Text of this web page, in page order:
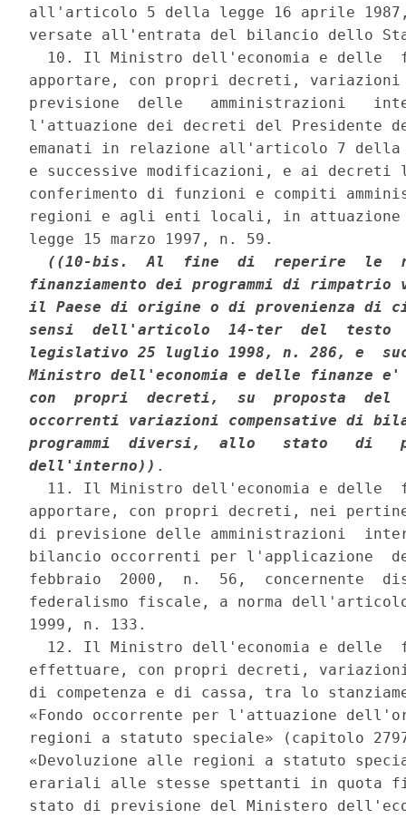
all'articolo 5 della legge 16 aprile 1987,
versate all'entrata del bilancio dello
10. Il Ministro dell'economia e delle
apportare, con propri decreti,
previsione  delle   amministrazioni
l'attuazione dei decreti del Presidente
emanati in relazione all'articolo 7 della
e successive modificazioni, e ai
conferimento di funzioni e compiti
regioni e agli enti locali, in attuazione
legge 15 marzo 1997, n. 59.
((10-bis.  Al  fine  di  reperire  le
finanziamento dei programmi di
il Paese di origine o di provenienza
sensi  dell'articolo  14-ter  del  testo
legislativo 25 luglio 1998, n. 286, e
Ministro dell'economia e delle finanze
con  propri  decreti,  su  proposta
occorrenti variazioni compensative di
programmi  diversi,  allo   stato   di
dell'interno)) .
11. Il Ministro dell'economia e delle
apportare, con propri decreti, nei
di previsione delle amministrazioni
bilancio occorrenti per l'applicazione
febbraio  2000,  n.  56,  concernente
federalismo fiscale, a norma
1999, n. 133.
12. Il Ministro dell'economia e delle
effettuare, con propri decreti,
di competenza e di cassa, tra lo
«Fondo occorrente per l'attuazione
regioni a statuto speciale» (capitolo
«Devoluzione alle regioni a statuto
erariali alle stesse spettanti in quota
stato di previsione del Ministero